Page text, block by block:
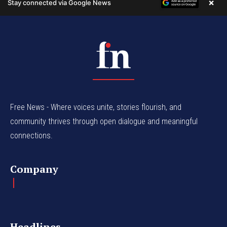
Free News - Where voices unite, stories flourish, and
community thrives through open dialogue and meaningful
connections.
Company